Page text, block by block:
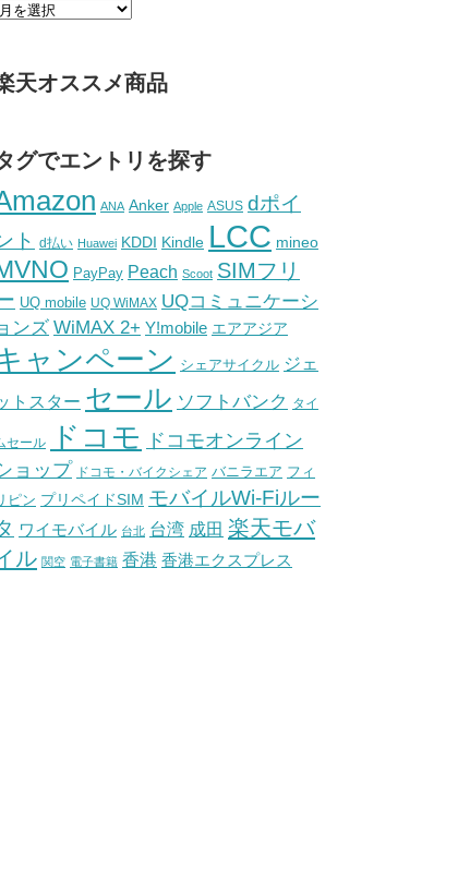
天オススメ商品
グでエントリを探す
ANA Anker Apple ASUS dポイ
ト
d払い Huawei KDDI Kindle LCC mineo
PayPay Peach Scoot SIMフリ
UQ mobile UQ WiMAX UQコミュニケーシ
ンズ WiMAX 2+ Y!mobile エアアジア
ャンペーン シェアサイクル ジェ
トスター セール ソフトバンク タイ
セール ドコモ
ドコモオンライン
ョップ ドコモ・バイクシェア バニラエア フィ
ピン プリペイドSIM モバイルWi-Fiルー
ワイモバイル 台北 台湾 成田 楽天モバ
ル 関空 電子書籍 香港 香港エクスプレス